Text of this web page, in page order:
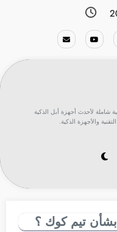
شاملة لأحدث أجهزة أبل الذكية
والأجهزة الذكية.
تيم كوك ؟